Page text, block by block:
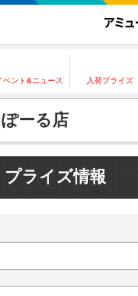
ベント&ニュース 入荷プライズ
ーる店
プライズ情報